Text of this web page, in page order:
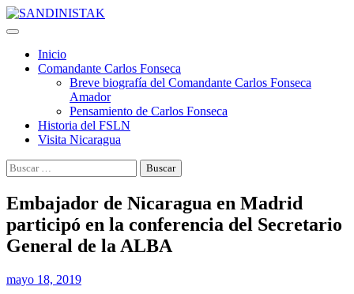
Saltar
al
Inicio
Comandante Carlos Fonseca
Breve biografía del Comandante Carlos Fonseca
Amador
Pensamiento de Carlos Fonseca
Historia del FSLN
Visita Nicaragua
Buscar:
Embajador de Nicaragua en Madrid
participó en la conferencia del Secretario
General de la ALBA
mayo 18, 2019